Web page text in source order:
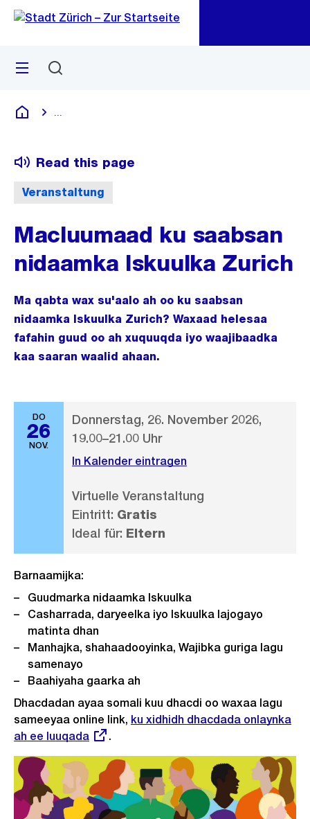
Navigation
Quick
Menü
Deutsch
Veranstaltung
Read this page
Macluumaad ku saabsan
nidaamka Iskuulka Zurich
Ma qabta wax su'aalo ah oo ku saabsan
nidaamka Iskuulka Zurich? Waxaad helesaa
fafahin guud oo ah xuquuqda iyo waajibaadka
kaa saaran waalid ahaan.
DO
26
NOV.
Donnerstag, 26. November 2026,
19.00–21.00 Uhr
In Kalender eintragen
Virtuelle Veranstaltung
Eintritt: Gratis
Ideal für: Eltern
Barnaamijka:
Guudmarka nidaamka Iskuulka
Casharrada, daryeelka iyo Iskuulka lajogayo
matinta dhan
Manhajka, shahaadooyinka, Wajibka guriga lagu
samenayo
Baahiyaha gaarka ah
Dhacdadan ayaa somali kuu dhacdi oo waxaa lagu
sameeyaa online link, Externer
ku xidhidh dhacdada onlaynka
ah ee luuqada
.